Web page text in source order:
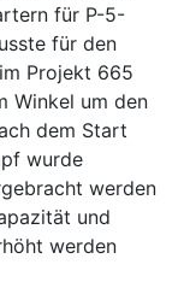
für P-5-
für den
Projekt 665
Winkel um den
dem Start
wurde
werden
und
werden